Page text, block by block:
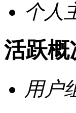
个人
活跃概
用户